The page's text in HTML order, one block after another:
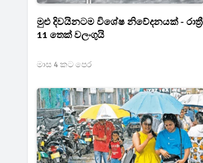
මුළු දිවයිනටම විශේෂ නිවේදනයක් - රාත්‍රී
11 තෙක් වලංගුයි
මාස 4 කට පෙර